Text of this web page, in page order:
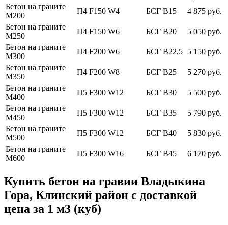
Бетон на граните
М200
П4 F150 W4 БСГ В15
4 875 руб.
Бетон на граните
М250
П4 F150 W6 БСГ В20
5 050 руб.
Бетон на граните
М300
П4 F200 W6 БСГ В22,5 5 150 руб.
Бетон на граните
М350
П4 F200 W8 БСГ В25
5 270 руб.
Бетон на граните
М400
П5 F300 W12 БСГ В30
5 500 руб.
Бетон на граните
М450
П5 F300 W12 БСГ В35
5 790 руб.
Бетон на граните
М500
П5 F300 W12 БСГ В40
5 830 руб.
Бетон на граните
М600
П5 F300 W16 БСГ В45 6 170 руб.
Купить бетон на гравии Владыкина
Гора, Клинский район с доставкой
цена за 1 м3 (куб)